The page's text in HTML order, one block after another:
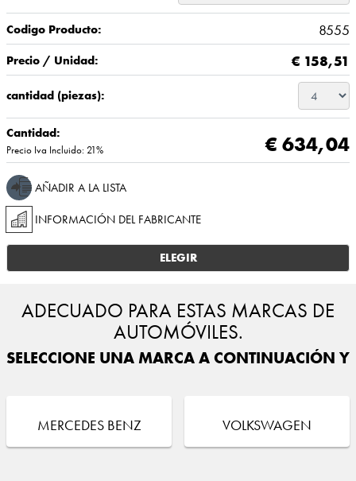
Codigo Producto: 8555
Precio / Unidad: € 158,51
cantidad (piezas):
Cantidad:
Precio Iva Incluido: 21% € 634,04
AÑADIR A LA LISTA
INFORMACIÓN DEL FABRICANTE
ELEGIR
ADECUADO PARA ESTAS MARCAS DE
AUTOMÓVILES.
SELECCIONE UNA MARCA A CONTINUACIÓN Y
MERCEDES BENZ VOLKSWAGEN